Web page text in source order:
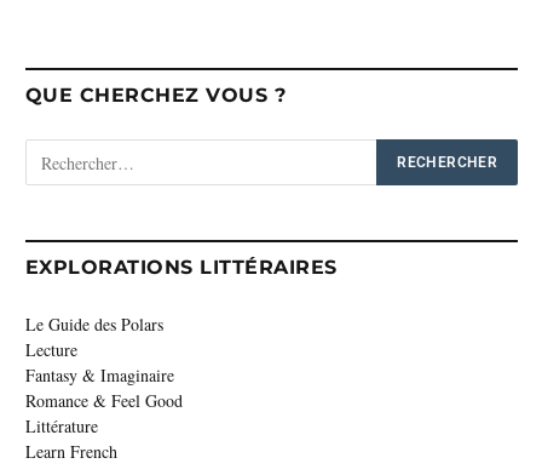
QUE CHERCHEZ VOUS ?
EXPLORATIONS LITTÉRAIRES
Le Guide des Polars
Lecture
Fantasy & Imaginaire
Romance & Feel Good
Littérature
Learn French